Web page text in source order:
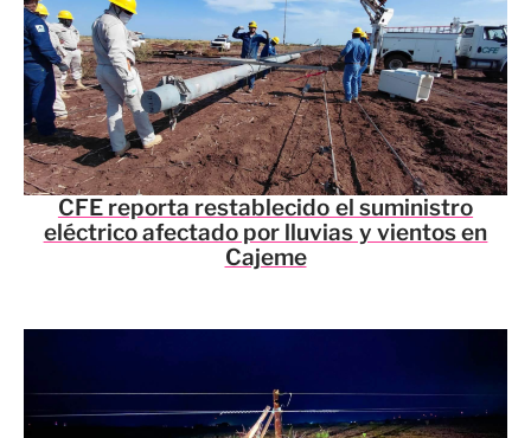
CFE reporta restablecido el suministro
eléctrico afectado por lluvias y vientos en
Cajeme